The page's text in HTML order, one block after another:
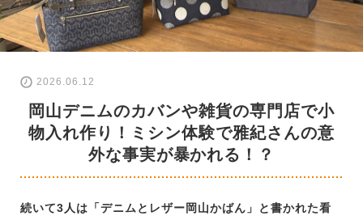
2026.06.12
岡山デニムのカバンや雑貨の専門店で小
物入れ作り！ミシン体験で雅紀さんの意
外な事実が暴かれる！？
続いて3人は「デニムとレザー岡山かばん」と書かれた看